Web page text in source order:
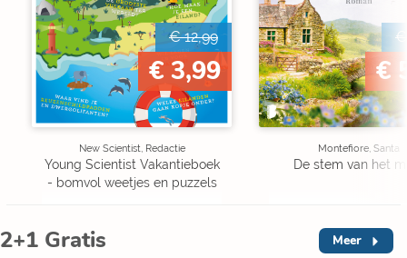
€ 12,99
€ 3,99
New Scientist, Redactie
Young Scientist Vakantieboek
- bomvol weetjes en puzzels
€
€
Montefiore, Santa
De stem van het
2+1 Gratis Meer